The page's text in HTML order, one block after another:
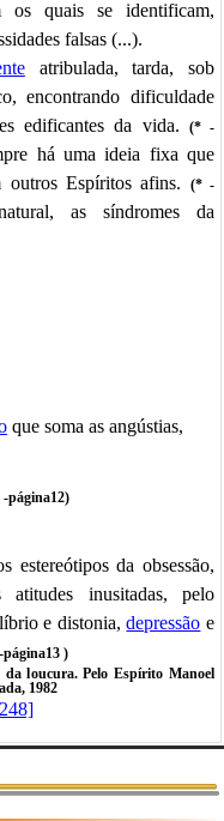
quais se identificam,
falsas (...).
atribulada, tarda, sob
encontrando dificuldade
edificantes da vida.
(* -
há uma ideia fixa que
outros Espíritos afins.
(* -
as síndromes da
que soma as angústias,
página12)
estereótipos da obsessão,
inusitadas, pelo
e distonia,depressão e
)
da loucura. Pelo Espírito Manoel
1982